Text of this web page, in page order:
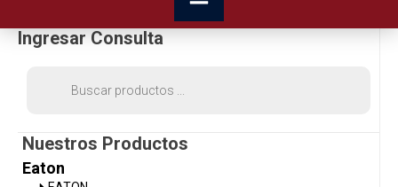
Ingresar Consulta
Nuestros Productos
Eaton